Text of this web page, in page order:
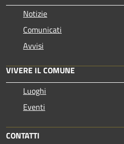
Notizie
Comunicati
Avvisi
VIVERE IL COMUNE
Luoghi
Eventi
CONTATTI